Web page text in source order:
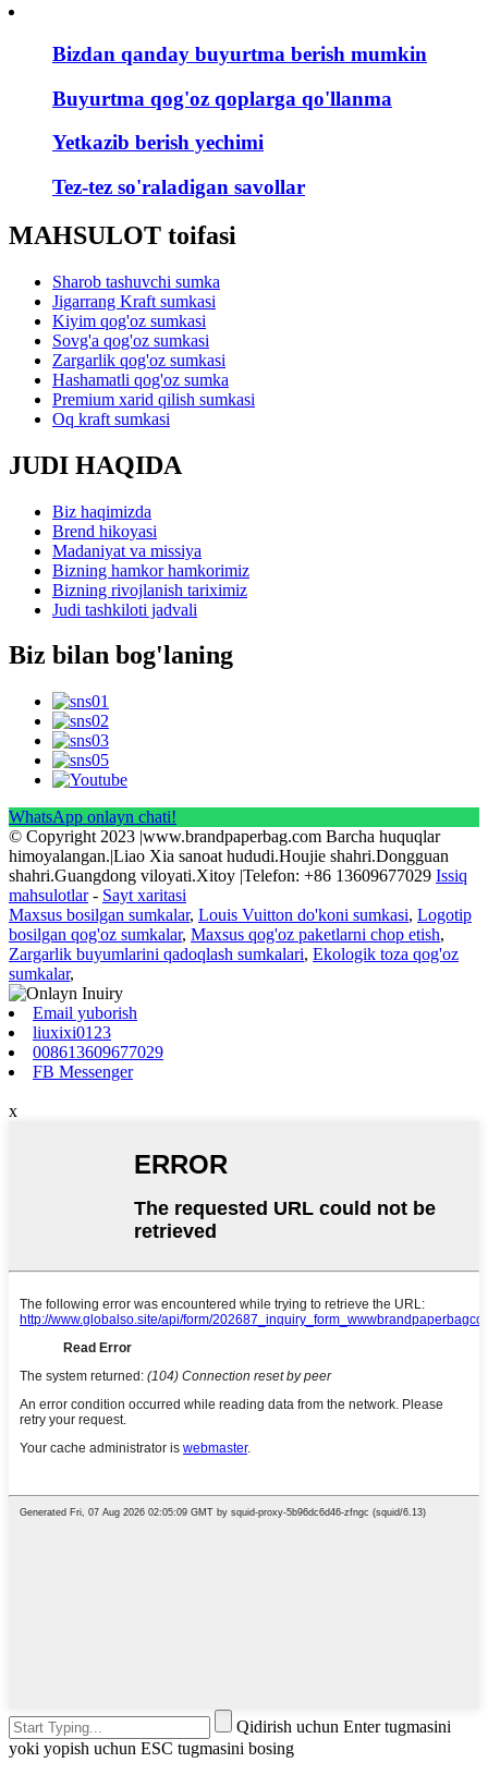
Bizdan qanday buyurtma berish mumkin
Buyurtma qog'oz qoplarga qo'llanma
Yetkazib berish yechimi
Tez-tez so'raladigan savollar
MAHSULOT toifasi
Sharob tashuvchi sumka
Jigarrang Kraft sumkasi
Kiyim qog'oz sumkasi
Sovg'a qog'oz sumkasi
Zargarlik qog'oz sumkasi
Hashamatli qog'oz sumka
Premium xarid qilish sumkasi
Oq kraft sumkasi
JUDI HAQIDA
Biz haqimizda
Brend hikoyasi
Madaniyat va missiya
Bizning hamkor hamkorimiz
Bizning rivojlanish tariximiz
Judi tashkiloti jadvali
Biz bilan bog'laning
WhatsApp onlayn chati!
© Copyright 2023 |www.brandpaperbag.com Barcha huquqlar
himoyalangan.|Liao Xia sanoat hududi.Houjie shahri.Dongguan
shahri.Guangdong viloyati.Xitoy |Telefon: +86 13609677029 Issiq
mahsulotlar- Sayt xaritasi
Maxsus bosilgan sumkalar, Louis Vuitton do'koni sumkasi, Logotip
bosilgan qog'oz sumkalar, Maxsus qog'oz paketlarni chop etish,
Zargarlik buyumlarini qadoqlash sumkalari, Ekologik toza qog'oz
sumkalar,
Email yuborish
liuxixi0123
008613609677029
FB Messenger
x
Qidirish uchun Enter tugmasini
yoki yopish uchun ESC tugmasini bosing